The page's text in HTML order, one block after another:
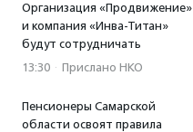
Организация «Продвижение»
и компания «Инва-Титан»
будут сотрудничать
13:30 · Прислано НКО
Пенсионеры Самарской
области освоят правила